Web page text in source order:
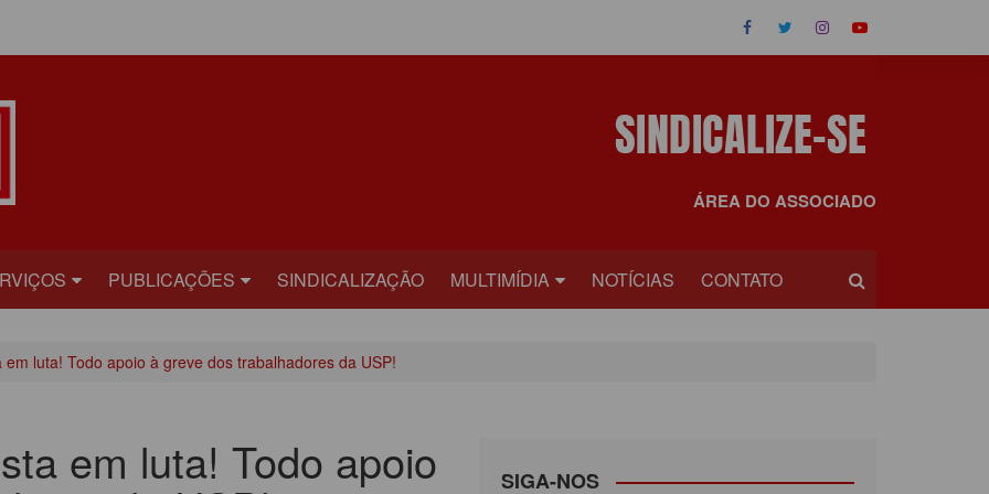
ÁREA DO ASSOCIADO
PUBLICAÇÕES
PLATAFORMA
INFORME PUBLICITÁRIO
SINDICALIZAÇÃO MULTIMÍDIA NOTÍCIAS CONTATO
em luta! Todo apoio à greve dos trabalhadores da USP!
em luta! Todo apoio SIGA-NOS